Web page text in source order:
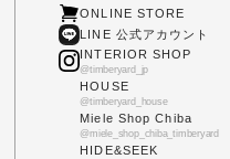
ONLINE STORE
LINE 公式アカウント
INTERIOR SHOP
@timberyard_jp
HOUSE
@timberyard_house
Miele Shop Chiba
@miele_shop_chiba_timberyard
HIDE&SEEK